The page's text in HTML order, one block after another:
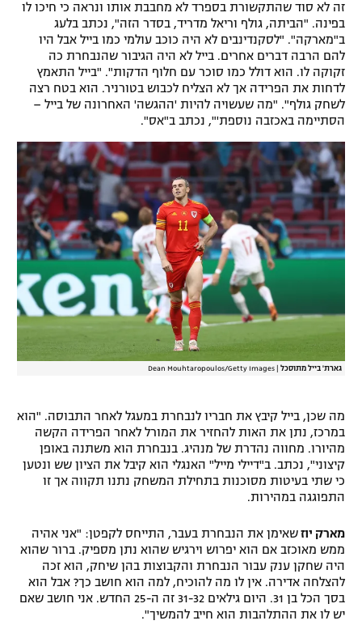
לוח דרושים – ג'ובנט
תגיות
המגזין
זה לא סוד שהתקשורת בספרד לא מחבבת אותו ונראה כי חיכו לו
בפינה. "הביתה, גולף וריאל מדריד, בסדר הזה", נכתב בלעג
ב"מארקה". "לסקנדינבים לא היה כוכב עולמי כמו בייל אבל היו
להם הרבה דברים אחרים. בייל לא היה הגיבור שהנבחרת כה
זקוקה לו. הוא דולל כמו סוכר עם חלוף הדקות". "בייל התאמץ
לדחות את הפרידה אך לא הצליח לכבוש בטורניר. הוא בטח רצה
לשחק גולף". "מה שעשויה להיות 'ההגשה' האחרונה של בייל –
הסתיימה באכזבה נוספת'", נכתב ב"אס".
גארת' בייל מתוסכל Dean Mouhtaropoulos/Getty Images
מה שכן, בייל קיבץ את חבריו לנבחרת במעגל לאחר התבוסה. "הוא
במרכז, נתן את האות להחזיר את המורל לאחר הפרידה הקשה
מהיורו. מחווה נהדרת של מנהיג. בנבחרת הוא משתנה באופן
קיצוני", נכתב. ב"דיילי מייל" האנגלי הוא קיבל את הציון שש ונטען
כי שתי בעיטות מסוכנות בתחילת המשחק נתנו תקווה אך זו
התפוגגה במהירות.
מארק יוזשאימן את הנבחרת בעבר, התייחס לקפטן: "אני אהיה
ממש מאוכזב אם הוא יפרוש וירגיש שהוא נתן מספיק. ברור שהוא
היה שחקן ענק עבור הנבחרת והקבוצות בהן שיחק, הוא זכה
להצלחה אדירה. אין לו מה להוכיח, למה הוא חושב כך? אבל הוא
בסך הכל בן 31. היום גילאים 31-32 זה ה-25 החדש. אני חושב שאם
יש לו את ההתלהבות הוא חייב להמשיך".